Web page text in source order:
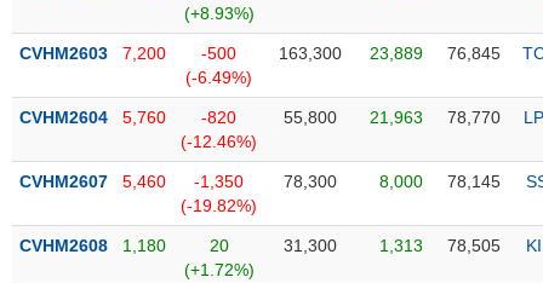
mới
yết
bổ
Hủy
yết
(+8.93%)
CVHM2603 7,200
-500
(-6.49%)
163,300 23,889 76,845
CVHM2604 5,760
-820
(-12.46%)
55,800 21,963 78,770
CVHM2607 5,460
-1,350
(-19.82%)
78,300 8,000 78,145
CVHM2608 1,180
20
(+1.72%)
31,300 1,313 78,505
PHÁI
TRÁI
PHIẾU